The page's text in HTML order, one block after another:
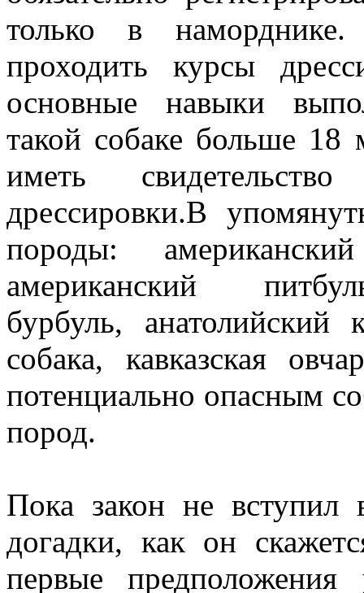
только в
проходить курсы
основные навыки
такой собаке больше 18
иметь
дрессировки.В
породы:
американский
бурбуль, анатолийский
собака, кавказская
потенциально опасным
пород.
Пока закон не вступил
догадки, как он
первые